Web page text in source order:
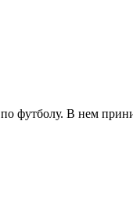
футболу. В нем